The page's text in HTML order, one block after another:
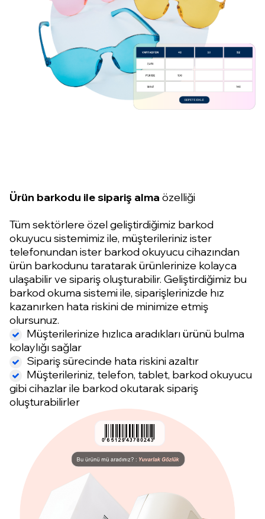
Ürün barkodu ile sipariş alma özelliği
Tüm sektörlere özel geliştirdiğimiz barkod
okuyucu sistemimiz ile, müşterileriniz ister
telefonundan ister barkod okuyucu cihazından
ürün barkodunu taratarak ürünlerinize kolayca
ulaşabilir ve sipariş oluşturabilir. Geliştirdiğimiz bu
barkod okuma sistemi ile, siparişlerinizde hız
kazanırken hata riskini de minimize etmiş
olursunuz.
Müşterilerinize hızlıca aradıkları ürünü bulma
kolaylığı sağlar
Sipariş sürecinde hata riskini azaltır
Müşterileriniz, telefon, tablet, barkod okuyucu
gibi cihazlar ile barkod okutarak sipariş
oluşturabilirler